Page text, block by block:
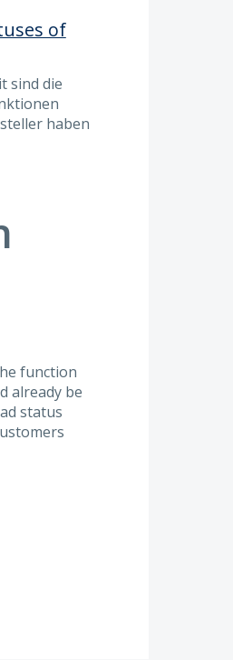
of
sind die
haben
function
already be
status